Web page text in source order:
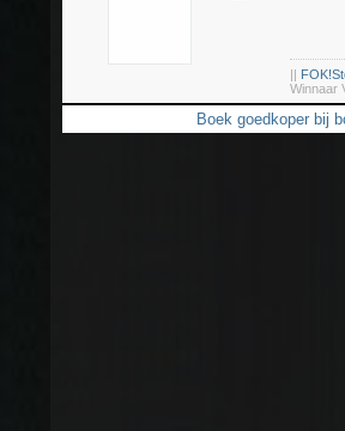
||
Winnaar
Boek goedkoper bij